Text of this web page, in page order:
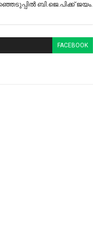
ബി.ജെ.പിക്ക് ജയം.
FACEBOOK